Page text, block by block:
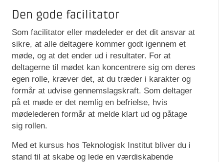
Den gode facilitator
Som facilitator eller mødeleder er det dit ansvar at
sikre, at alle deltagere kommer godt igennem et
møde, og at det ender ud i resultater. For at
deltagerne til mødet kan koncentrere sig om deres
egen rolle, kræver det, at du træder i karakter og
formår at udvise gennemslagskraft. Som deltager
på et møde er det nemlig en befrielse, hvis
mødelederen formår at melde klart ud og påtage
sig rollen.
Med et kursus hos Teknologisk Institut bliver du i
stand til at skabe og lede en værdiskabende